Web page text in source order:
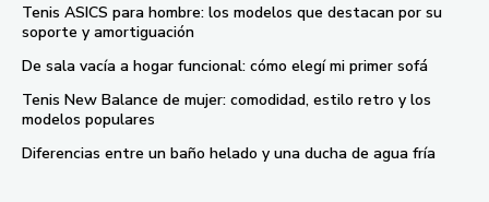
Tenis ASICS para hombre: los modelos que destacan por su
soporte y amortiguación
De sala vacía a hogar funcional: cómo elegí mi primer sofá
Tenis New Balance de mujer: comodidad, estilo retro y los
modelos populares
Diferencias entre un baño helado y una ducha de agua fría